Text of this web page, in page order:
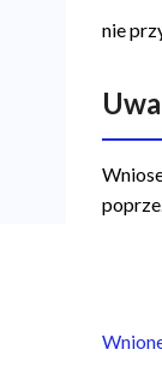
nie